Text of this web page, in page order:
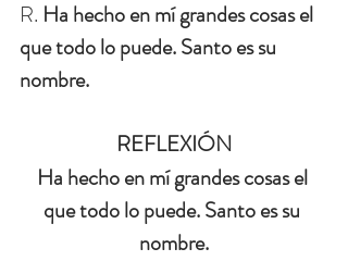
R. Ha hecho en mí grandes cosas el
que todo lo puede. Santo es su
nombre.
REFLEXIÓN
Ha hecho en mí grandes cosas el
que todo lo puede. Santo es su
nombre.